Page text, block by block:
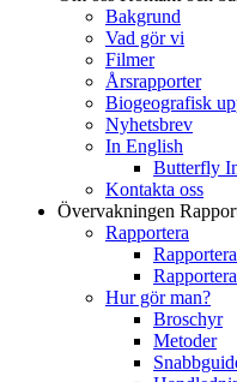
Bakgrund
Vad gör vi
Filmer
Årsrapporter
Biogeografisk
Nyhetsbrev
In English
Butterfly
Kontakta oss
Övervakningen
Rapportera
Hur gör man?
Broschyr
Metoder